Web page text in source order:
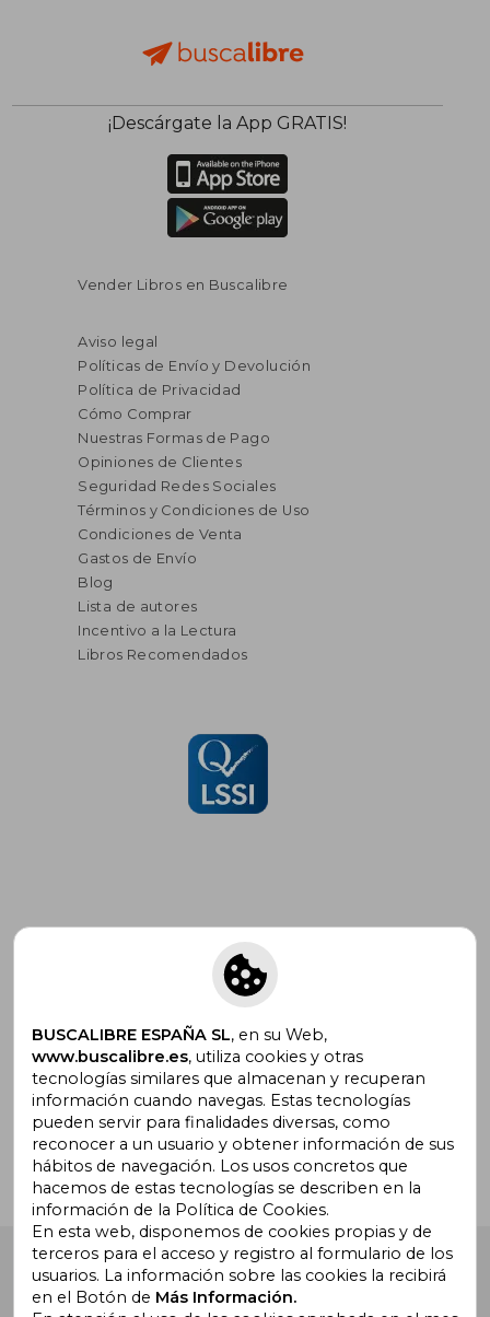
¡Descárgate la App GRATIS!
Vender Libros en Buscalibre
Aviso legal
Políticas de Envío y Devolución
Política de Privacidad
Cómo Comprar
Nuestras Formas de Pago
Opiniones de Clientes
Seguridad Redes Sociales
Términos y Condiciones de Uso
Condiciones de Venta
Gastos de Envío
Blog
Lista de autores
Incentivo a la Lectura
Libros Recomendados
Suscríbete para recibir ofertas y
promociones
¿Necesitas ayuda?
Ir a Centro de Soporte
Buscalibre España . Calle Energía, 65, Nave 3 (08940),
Cornellà de Llobregat, Barcelona. Derechos Reservados.
BUSCALIBRE ESPAÑA SL, en su Web,
www.buscalibre.es, utiliza cookies y otras
tecnologías similares que almacenan y recuperan
información cuando navegas. Estas tecnologías
pueden servir para finalidades diversas, como
reconocer a un usuario y obtener información de sus
hábitos de navegación. Los usos concretos que
hacemos de estas tecnologías se describen en la
información de la Política de Cookies.
En esta web, disponemos de cookies propias y de
terceros para el acceso y registro al formulario de los
usuarios. La información sobre las cookies la recibirá
en el Botón de Más Información.